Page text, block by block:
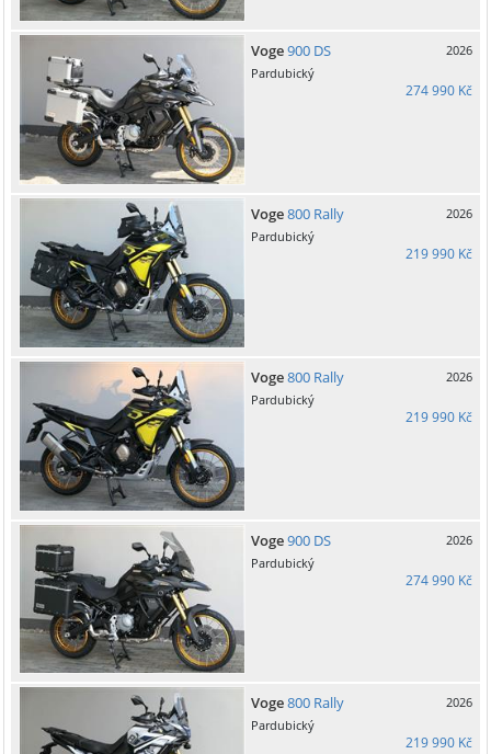
Voge900 DS
2026
Pardubický
274 990 Kč
Voge800 Rally
2026
Pardubický
219 990 Kč
Voge800 Rally
2026
Pardubický
219 990 Kč
Voge900 DS
2026
Pardubický
274 990 Kč
Voge800 Rally
2026
Pardubický
219 990 Kč